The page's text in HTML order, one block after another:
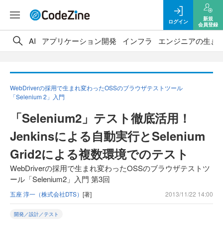
ログイン
新規
会員登録
AI アプリケーション開発 インフラ エンジニアの生き
WebDriverの採用で生まれ変わったOSSのブラウザテストツール
「Selenium 2」入門
「Selenium2」テスト徹底活用！
Jenkinsによる自動実行とSelenium
Grid2による複数環境でのテスト
WebDriverの採用で生まれ変わったOSSのブラウザテストツ
ール「Selenium2」入門 第3回
五座 淳一（株式会社DTS） [著] 2013/11/22 14:00
開発／設計／テスト